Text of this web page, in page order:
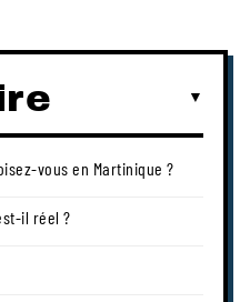
vous en Martinique ?
il réel ?